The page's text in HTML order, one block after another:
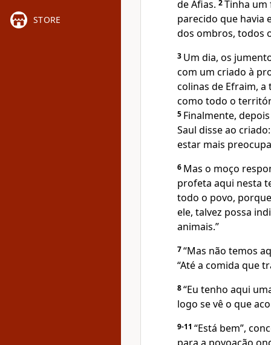
STORE
de Afias. 2Tinha um
parecido que havia
dos ombros, todos
3 Um dia, os
com um criado à
colinas de Efraim, a
como todo o
5 Finalmente,
Saul disse ao
estar mais
6 Mas o moço
profeta aqui nesta
todo o povo,
ele, talvez possa
animais.”
7“Mas não temos
“Até a comida que
8“Eu tenho aqui
logo se vê o que
9-11 “Está bem”,